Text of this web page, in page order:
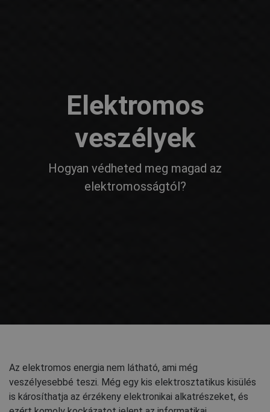
Elektromos
veszélyek
Hogyan védheted meg magad az
elektromosságtól?
Az elektromos energia nem látható, ami még
veszélyesebbé teszi. Még egy kis elektrosztatikus kisülés
is károsíthatja az érzékeny elektronikai alkatrészeket, és